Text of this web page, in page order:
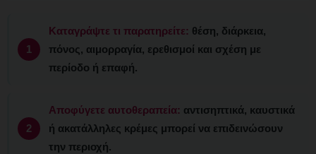
Καταγράψτε τι παρατηρείτε: θέση, διάρκεια,
πόνος, αιμορραγία, ερεθισμοί και σχέση με
περίοδο ή επαφή.
Αποφύγετε αυτοθεραπεία: αντισηπτικά, καυστικά
ή ακατάλληλες κρέμες μπορεί να επιδεινώσουν
την περιοχή.